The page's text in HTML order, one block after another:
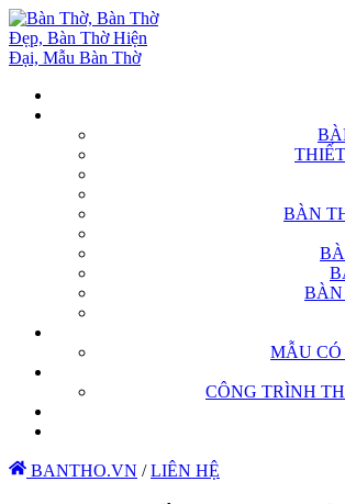
BÀN
BÀN
MẪU
CÔNG TRÌNH
BANTHO.VN / LIÊN HỆ